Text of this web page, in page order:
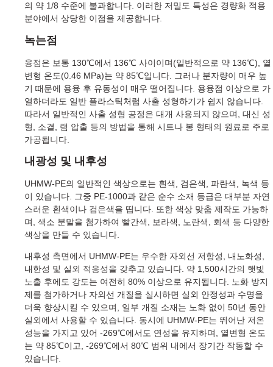
의 약 1/8 수준에 불과합니다. 이러한 저밀도 특성은 경량화 적용
분야에서 상당한 이점을 제공합니다.
녹는점
융점은 보통 130℃에서 136℃ 사이이며(일반적으로 약 136℃), 열
변형 온도(0.46 MPa)는 약 85℃입니다. 그러나 분자량이 매우 높
기 때문에 용융 후 유동성이 매우 떨어집니다. 용융점 이상으로 가
열하더라도 일반 플라스틱처럼 사출 성형하기가 쉽지 않습니다.
따라서 일반적인 사출 성형 공정은 대개 사용되지 않으며, 대신 성
형, 소결, 램 압출 등의 방법을 통해 시트나 봉 형태의 원료로 주로
가공됩니다.
내광성 및 내후성
UHMW-PE의 일반적인 색상으로는 흰색, 검은색, 파란색, 녹색 등
이 있습니다. 그중 PE-1000과 같은 순수 소재 등급은 대부분 자연
스러운 흰색이나 검은색을 띱니다. 또한 색상 맞춤 제작도 가능하
며, 색소 분말을 첨가하여 빨간색, 보라색, 노란색, 회색 등 다양한
색상을 만들 수 있습니다.
내후성 측면에서 UHMW-PE는 우수한 자외선 저항성, 내노화성,
내한성 및 실외 적응성을 갖추고 있습니다. 약 1,500시간의 햇빛
노출 후에도 강도는 여전히 80% 이상으로 유지됩니다. 노화 방지
제를 첨가하거나 자외선 개질을 실시하면 실외 안정성과 수명을
더욱 향상시킬 수 있으며, 일부 개질 소재는 노화 없이 50년 동안
실외에서 사용할 수 있습니다. 동시에 UHMW-PE는 뛰어난 저온
성능을 가지고 있어 -269℃에서도 연성을 유지하며, 열변형 온도
는 약 85℃이고, -269℃에서 80℃ 범위 내에서 장기간 작동할 수
있습니다.